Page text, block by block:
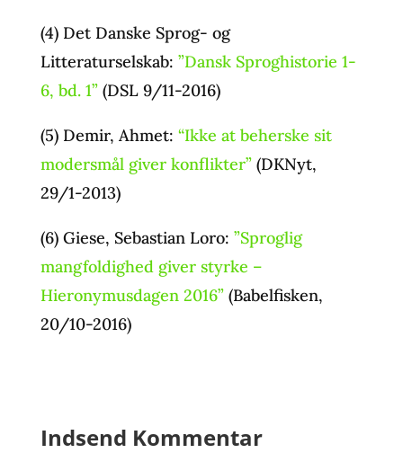
(4) Det Danske Sprog- og
Litteraturselskab: ”Dansk Sproghistorie 1-
6, bd. 1”(DSL 9/11-2016)
(5) Demir, Ahmet: “Ikke at beherske sit
modersmål giver konflikter”(DKNyt,
29/1-2013)
(6) Giese, Sebastian Loro: ”Sproglig
mangfoldighed giver styrke –
Hieronymusdagen 2016”(Babelfisken,
20/10-2016)
Indsend Kommentar